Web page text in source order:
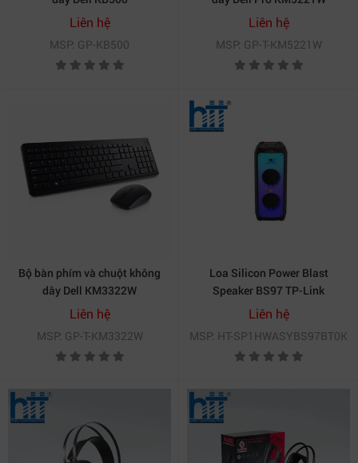
Liên hệ
MSP: GP-KB500
Liên hệ
MSP: GP-T-KM5221W
Bộ bàn phím và chuột không
dây Dell KM3322W
Liên hệ
MSP: GP-T-KM3322W
Loa Silicon Power Blast
Speaker BS97 TP-Link
SP1HWASYBS97BT0K
Liên hệ
MSP: HT-SP1HWASYBS97BT0K